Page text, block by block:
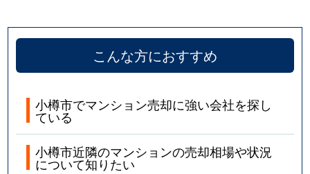
こんな方におすすめ
小樽市でマンション売却に強い会社を探し
ている
小樽市近隣のマンションの売却相場や状況
について知りたい